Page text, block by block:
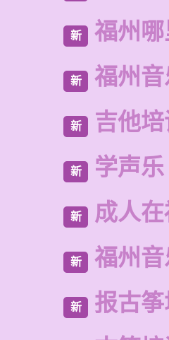
新 福州
新 福州
新 吉他
新 学声乐
新 成人
新 福州
新
报古